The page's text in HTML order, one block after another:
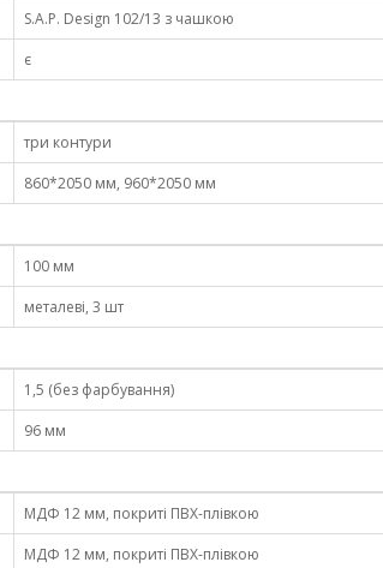
S.A.P. Design 102/13 з чашкою
є
три контури
860*2050 мм, 960*2050 мм
100 мм
металеві, 3 шт
1,5 (бeз фaрбyвaння)
96 мм
МДФ 12 мм, покриті ПВХ-плівкою
МДФ 12 мм, покриті ПВХ-плівкою